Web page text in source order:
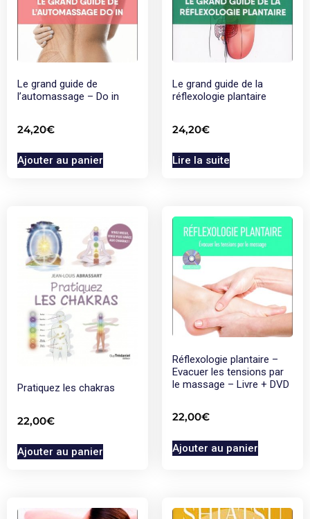
Le grand guide de
l’automassage – Do in
24,20€
Ajouter au panier
Le grand guide de la
réflexologie plantaire
24,20€
Lire la suite
Pratiquez les chakras
22,00€
Ajouter au panier
Réflexologie plantaire –
Evacuer les tensions par
le massage – Livre + DVD
22,00€
Ajouter au panier